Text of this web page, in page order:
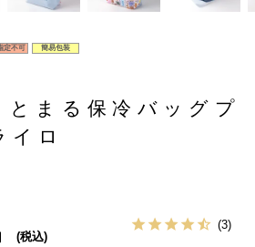
定不可 簡易包装
まる保冷バッグプ
ロ
税込
3